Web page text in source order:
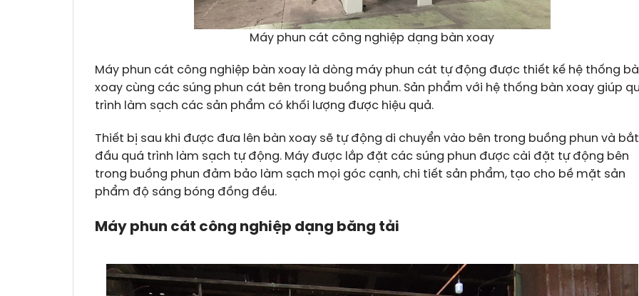
Máy phun cát công nghiệp dạng bàn xoay
Máy phun cát công nghiệp bàn xoay là dòng máy phun cát tự động được thiết kế hệ thống
xoay cùng các súng phun cát bên trong buồng phun. Sản phẩm với hệ thống bàn xoay giúp
trình làm sạch các sản phẩm có khối lượng được hiệu quả.
Thiết bị sau khi được đưa lên bàn xoay sẽ tự động di chuyển vào bên trong buồng phun và bắt
đầu quá trình làm sạch tự động. Máy được lắp đặt các súng phun được cài đặt tự động bên
trong buồng phun đảm bảo làm sạch mọi góc cạnh, chi tiết sản phẩm, tạo cho bề mặt sản
phẩm độ sáng bóng đồng đều.
Máy phun cát công nghiệp dạng băng tải